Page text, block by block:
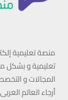
منصة تعليمية
تعليمية و بشكل
المجالات و
أرجاء العالم العربى